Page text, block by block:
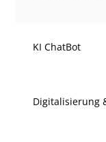
KI ChatBot
Digitalisierung